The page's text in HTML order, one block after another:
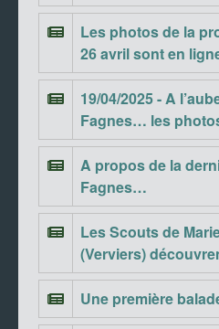
Les photos de la
26 avril sont en
19/04/2025 - A
Fagnes… les
A propos de la
Fagnes…
Les Scouts de
(Verviers)
Une première